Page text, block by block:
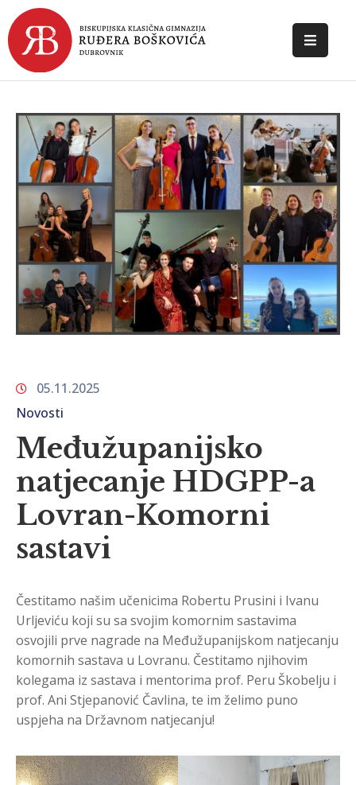
POČETNA
ŠKOLI
DOKUMENTI
NOVOSTI
KONTAKT
05.11.2025
Novosti
Međužupanijsko
natjecanje HDGPP-a
Lovran-Komorni
sastavi
Čestitamo našim učenicima Robertu Prusini i Ivanu
Urljeviću koji su sa svojim komornim sastavima
osvojili prve nagrade na Međužupanijskom natjecanju
komornih sastava u Lovranu. Čestitamo njihovim
kolegama iz sastava i mentorima prof. Peru Škobelju i
prof. Ani Stjepanović Čavlina, te im želimo puno
uspjeha na Državnom natjecanju!